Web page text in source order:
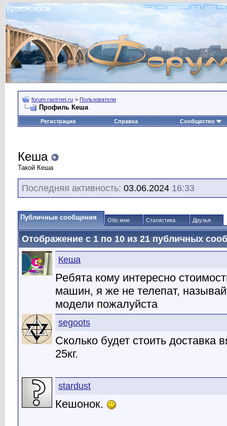
forum.rastrnet.ru > Пользователи
Профиль Кеша
Регистрация Справка Сообщество
Кеша
Такой Кеша
Последняя активность: 03.06.2024 16:33
Публичные сообщения Обо мне Статистика Друзья
Отображение с 1 по 10 из 21 публичных
Кеша
Ребята кому интересно
машин, я же не телепат,
модели пожалуйста
segoots
Сколько будет стоить доставка
25кг.
stardust
Кешонок.